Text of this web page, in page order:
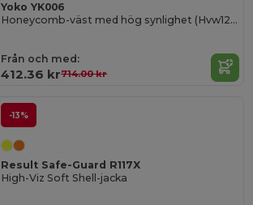
Yoko YK006
Honeycomb-väst med hög synlighet (Hvw120)
Från och med:
412.36 kr714.00 kr
-13%
Result Safe-Guard R117X
High-Viz Soft Shell-jacka